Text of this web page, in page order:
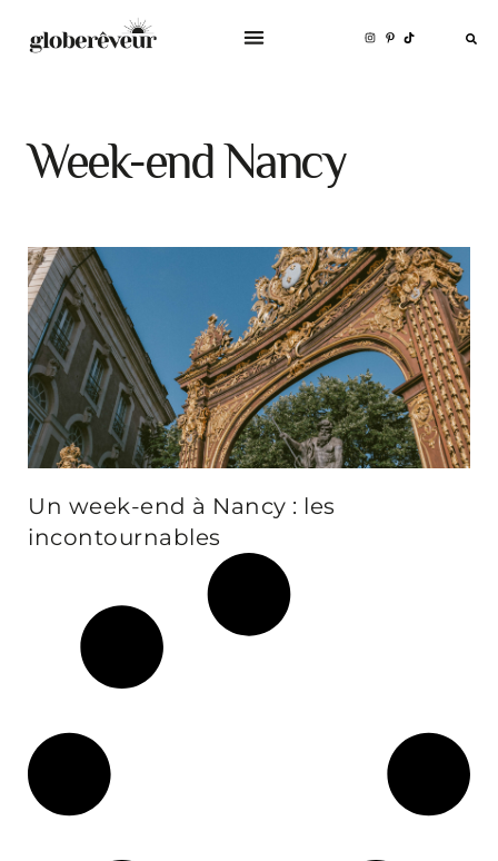
Week-end Nancy
Un week-end à Nancy : les
incontournables